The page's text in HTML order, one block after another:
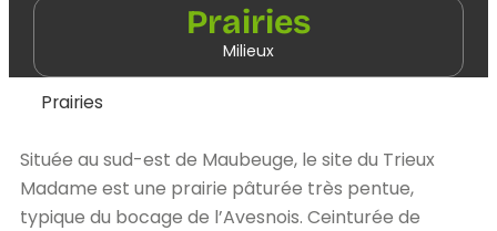
Prairies
Milieux
Prairies
Située au sud-est de Maubeuge, le site du Trieux
Madame est une prairie pâturée très pentue,
typique du bocage de l’Avesnois. Ceinturée de